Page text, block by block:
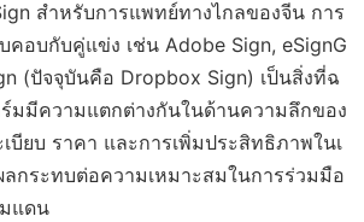
สำหรับการแพทย์ทางไกลของจีน การ
คอบกับคู่แข่ง เช่น Adobe Sign, eSignG
(ปัจจุบันคือ Dropbox Sign) เป็นสิ่งที่ฉ
มมีความแตกต่างกันในด้านความลึกของ
บียบ ราคา และการเพิ่มประสิทธิภาพในเ
กระทบต่อความเหมาะสมในการร่วมมือ
แดน